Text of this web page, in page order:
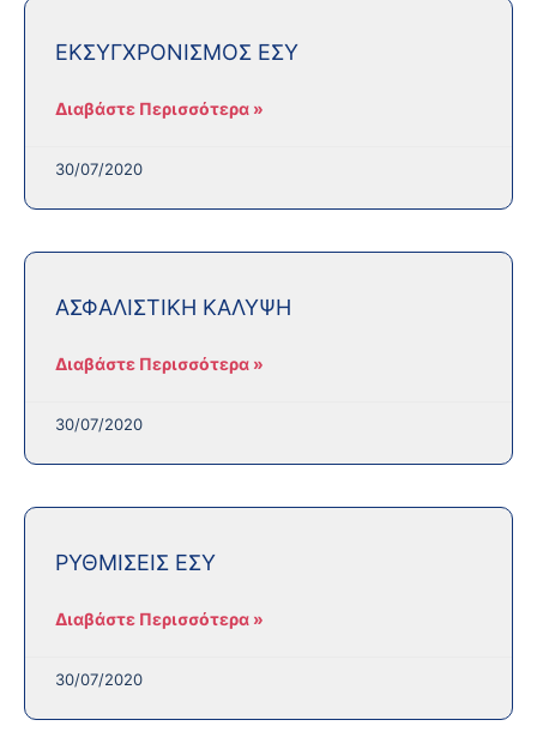
EΚΣΥΓΧΡΟΝΙΣΜΟΣ ΕΣΥ
Διαβάστε Περισσότερα »
30/07/2020
ΑΣΦΑΛΙΣΤΙΚΗ ΚΑΛΥΨΗ
Διαβάστε Περισσότερα »
30/07/2020
ΡΥΘΜΙΣΕΙΣ ΕΣΥ
Διαβάστε Περισσότερα »
30/07/2020